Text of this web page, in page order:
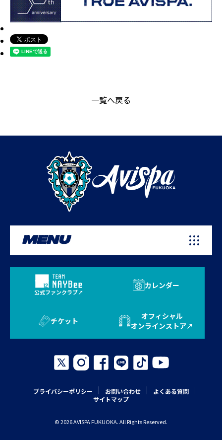
一覧へ戻る
MENU
公式ファンクラブ
カレンダー
チケット
オフィシャル
オンラインストア
プライバシーポリシー お問い合わせ
よくある質問
サイトマップ
© 2026 AVISPA FUKUOKA. All Rights Reserved.